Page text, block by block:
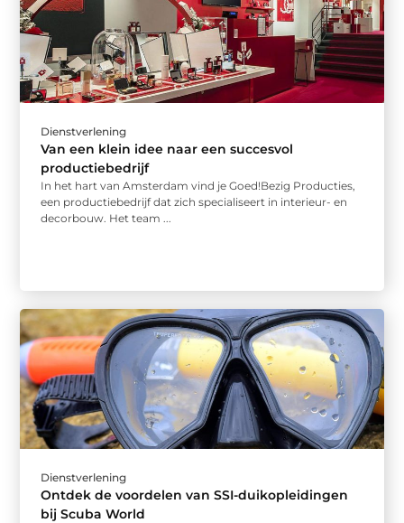
Dienstverlening
Van een klein idee naar een succesvol
productiebedrijf
In het hart van Amsterdam vind je Goed!Bezig Producties,
een productiebedrijf dat zich specialiseert in interieur- en
decorbouw. Het team ...
Dienstverlening
Ontdek de voordelen van SSI-duikopleidingen
bij Scuba World